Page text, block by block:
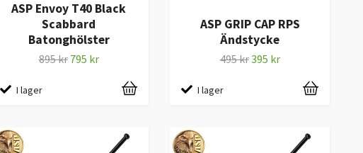
ASP Envoy T40 Black
Scabbard
Batonghölster
895 kr 795 kr
I lager
ASP GRIP CAP RPS
Ändstycke
495 kr395 kr
I lager